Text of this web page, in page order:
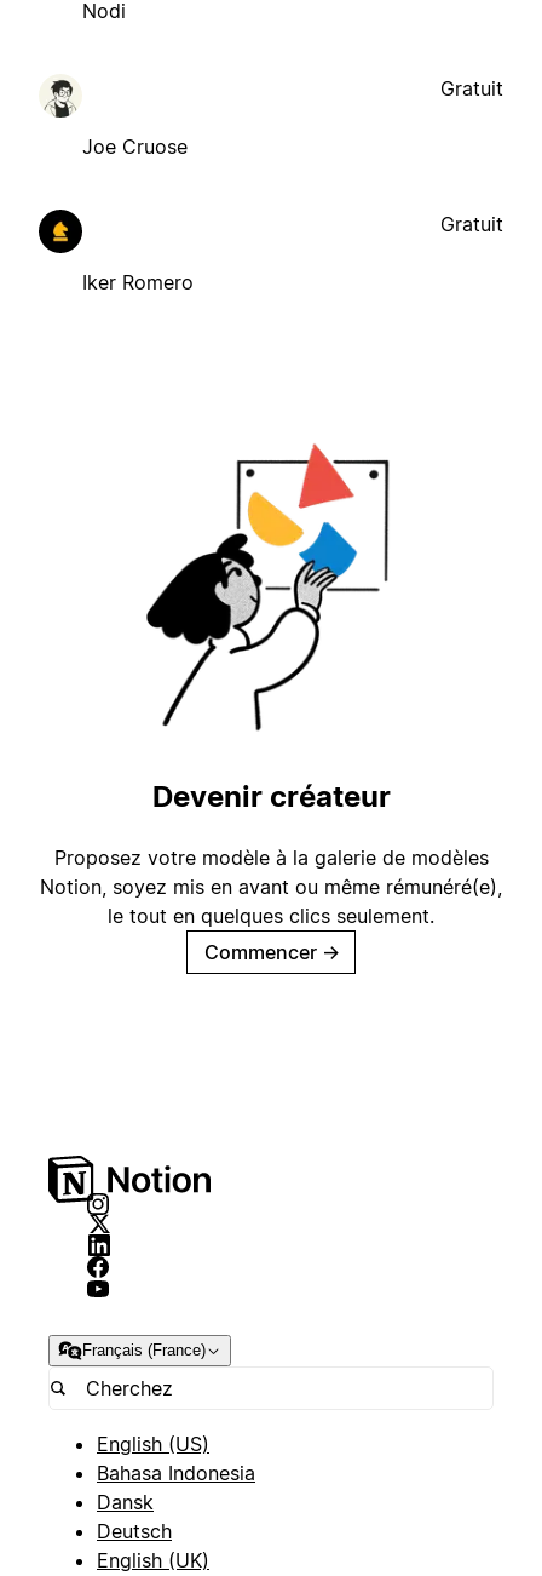
Nodi
Joe Cruose
Gratuit
Iker Romero
Gratuit
Devenir créateur
Proposez votre modèle à la galerie de modèles
Notion, soyez mis en avant ou même rémunéré(e),
le tout en quelques clics seulement.
Commencer →
Français (France)
English (US)
Bahasa Indonesia
Dansk
Deutsch
English (UK)